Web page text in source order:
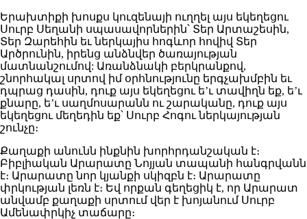
Երախտիքի խոսքս կուզենայի ուղղել այս եկեղեցու
Սուրբ Սեղանի սպասավորներին՝ Տեր Արտաշեսին,
Տեր Զարեհին եւ ներկայիս հոգևոր հովիվ Տեր
Արծրունին, իրենց անձնվեր ծառայության
մատնանշումով: Առանձնակի բերկրանքով,
շնորհակալ սրտով իմ օրհնությունը երգչախմբին եւ
դպրաց դասին, դուք այս եկեղեցու ե’ւ տավիղն եք, ե’ւ
քնարը, ե’ւ սաղմոսարանն ու շարականը, դուք այս
եկեղեցու մեղեդին եք՝ Սուրբ Հոգու ներկայության
շունչը։
Քաղաքի անունն ինքնին խորհրդանշական է։
Բիբլիական Արարատը Նոյյան տապանի հանգրվանն
է։ Արարատը նոր կյանքի սկիզբն է։ Արարատը
փրկության լեռն է։ Եվ որքան գեղեցիկ է, որ Արարատ
անվամբ քաղաքի սրտում վեր է խոյանում Սուրբ
Ամենափրկիչ տաճարը։